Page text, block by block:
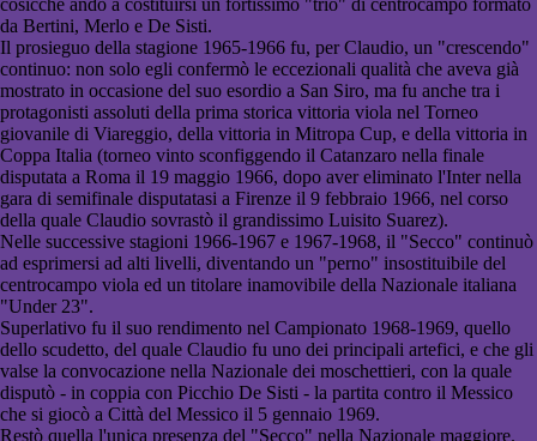
cosicché andò a costituirsi un fortissimo "trio" di centrocampo formato
da Bertini, Merlo e De Sisti.
Il prosieguo della stagione 1965-1966 fu, per Claudio, un "crescendo"
continuo: non solo egli confermò le eccezionali qualità che aveva già
mostrato in occasione del suo esordio a San Siro, ma fu anche tra i
protagonisti assoluti della prima storica vittoria viola nel Torneo
giovanile di Viareggio, della vittoria in Mitropa Cup, e della vittoria in
Coppa Italia (torneo vinto sconfiggendo il Catanzaro nella finale
disputata a Roma il 19 maggio 1966, dopo aver eliminato l'Inter nella
gara di semifinale disputatasi a Firenze il 9 febbraio 1966, nel corso
della quale Claudio sovrastò il grandissimo Luisito Suarez).
Nelle successive stagioni 1966-1967 e 1967-1968, il "Secco" continuò
ad esprimersi ad alti livelli, diventando un "perno" insostituibile del
centrocampo viola ed un titolare inamovibile della Nazionale italiana
"Under 23".
Superlativo fu il suo rendimento nel Campionato 1968-1969, quello
dello scudetto, del quale Claudio fu uno dei principali artefici, e che gli
valse la convocazione nella Nazionale dei moschettieri, con la quale
disputò - in coppia con Picchio De Sisti - la partita contro il Messico
che si giocò a Città del Messico il 5 gennaio 1969.
Restò quella l'unica presenza del "Secco" nella Nazionale maggiore.